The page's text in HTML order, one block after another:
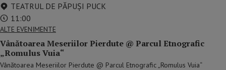
TEATRUL DE PĂPUȘI PUCK
11:00
ALTE EVENIMENTE
Vânătoarea Meseriilor Pierdute @ Parcul Etnografic
„Romulus Vuia“
Vânătoarea Meseriilor Pierdute @ Parcul Etnografic „Romulus Vuia“